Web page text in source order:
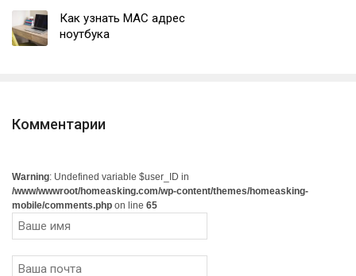
Как узнать MAC адрес
ноутбука
Комментарии
Warning: Undefined variable $user_ID in
/www/wwwroot/homeasking.com/wp-content/themes/homeasking-
mobile/comments.php on line 65